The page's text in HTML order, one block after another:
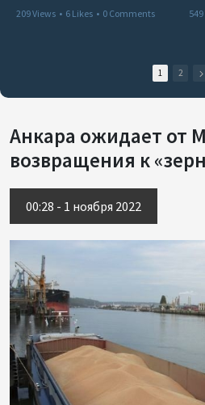
209 Views • 6 Likes • 0 Comments
1 2
Анкара ожидает от
возвращения к
00:28 - 1 ноября 2022